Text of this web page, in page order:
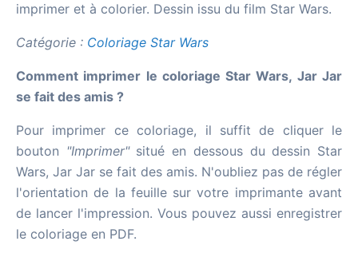
imprimer et à colorier. Dessin issu du film Star Wars.
Catégorie : Coloriage Star Wars
Comment imprimer le coloriage Star Wars, Jar Jar
se fait des amis ?
Pour imprimer ce coloriage, il suffit de cliquer le
bouton "Imprimer"situé en dessous du dessin Star
Wars, Jar Jar se fait des amis. N'oubliez pas de régler
l'orientation de la feuille sur votre imprimante avant
de lancer l'impression. Vous pouvez aussi enregistrer
le coloriage en PDF.